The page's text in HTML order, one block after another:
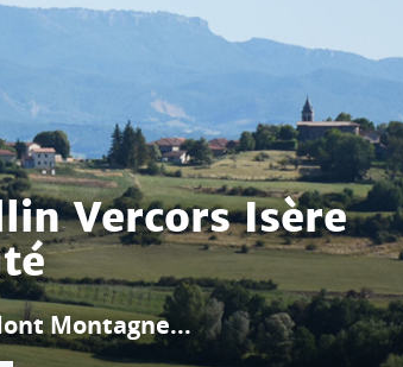
en-Royans, mercredi 19 août...